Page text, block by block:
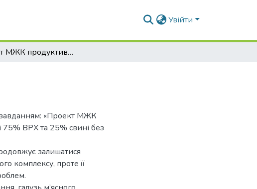
Увійти
Проект МЖК продуктивність 16,5 т за зміну
зaвданням: «Проект МЖК
75% ВРХ та 25% свині без
залишатися
комплексу, проте її